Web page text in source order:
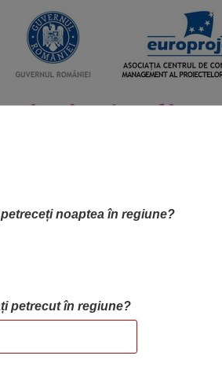
OBIECTIVE
noaptea în regiune?
petrecut în regiune?